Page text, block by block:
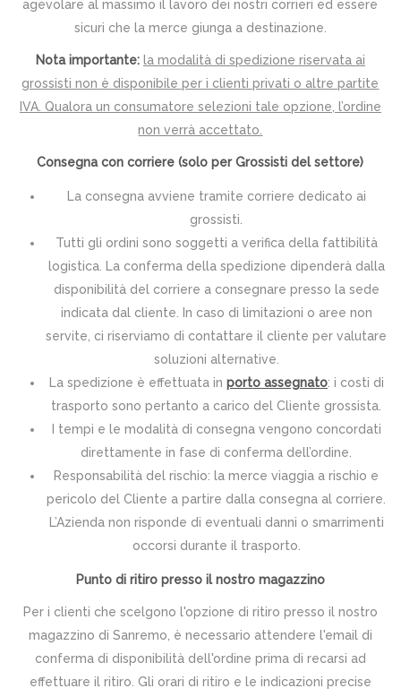
agevolare al massimo il lavoro dei nostri corrieri ed essere
sicuri che la merce giunga a destinazione.
Nota importante: la modalità di spedizione riservata ai
grossisti non è disponibile per i clienti privati o altre partite
IVA. Qualora un consumatore selezioni tale opzione, l’ordine
non verrà accettato.
Consegna con corriere (solo per Grossisti del settore)
La consegna avviene tramite corriere dedicato ai
grossisti.
Tutti gli ordini sono soggetti a verifica della fattibilità
logistica. La conferma della spedizione dipenderà dalla
disponibilità del corriere a consegnare presso la sede
indicata dal cliente. In caso di limitazioni o aree non
servite, ci riserviamo di contattare il cliente per valutare
soluzioni alternative.
La spedizione è effettuata in porto assegnato: i costi di
trasporto sono pertanto a carico del Cliente grossista.
I tempi e le modalità di consegna vengono concordati
direttamente in fase di conferma dell’ordine.
Responsabilità del rischio: la merce viaggia a rischio e
pericolo del Cliente a partire dalla consegna al corriere.
L’Azienda non risponde di eventuali danni o smarrimenti
occorsi durante il trasporto.
Punto di ritiro presso il nostro magazzino
Per i clienti che scelgono l'opzione di ritiro presso il nostro
magazzino di Sanremo, è necessario attendere l'email di
conferma di disponibilità dell'ordine prima di recarsi ad
effettuare il ritiro. Gli orari di ritiro e le indicazioni precise